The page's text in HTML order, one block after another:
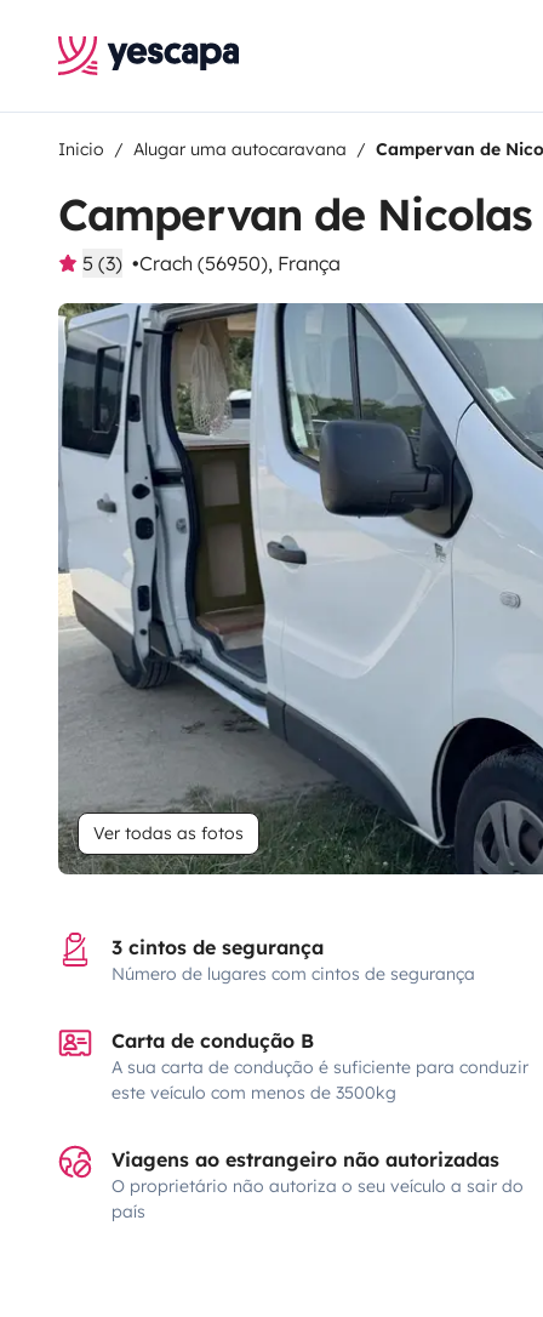
Inicio Alugar uma autocaravana Campervan de
Campervan de Nicolas
5 (3) Crach (56950), França
Ver todas as fotos
3 cintos de segurança
Número de lugares com cintos de segurança
Carta de condução B
A sua carta de condução é suficiente para conduzir
este veículo com menos de 3500kg
Viagens ao estrangeiro não autorizadas
O proprietário não autoriza o seu veículo a sair do
país